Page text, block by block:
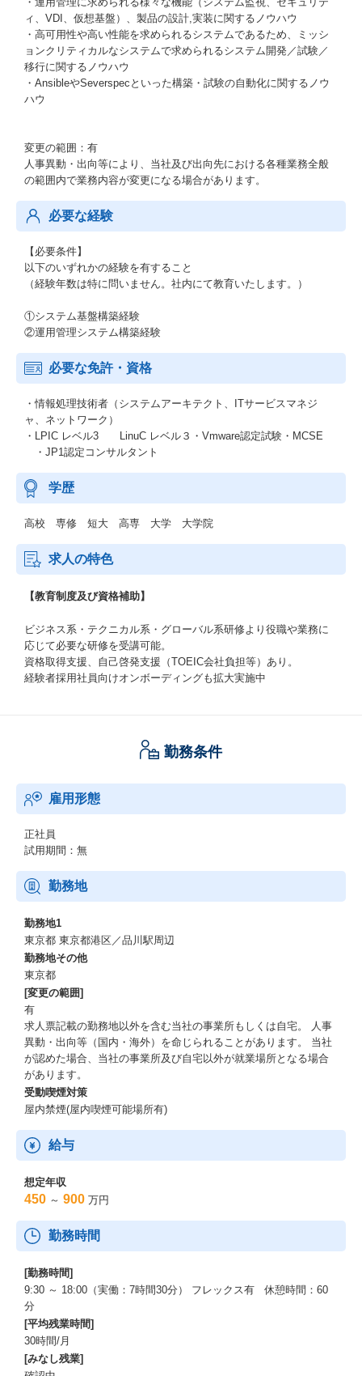
ィ、VDI、仮想基盤）、製品の設計,実装に関するノウハウ
・高可用性や高い性能を求められるシステムであるため、ミッシ
ョンクリティカルなシステムで求められるシステム開発／試験／
移行に関するノウハウ
・AnsibleやSeverspecといった構築・試験の自動化に関するノウ
ハウ
変更の範囲：有
人事異動・出向等により、当社及び出向先における各種業務全般
の範囲内で業務内容が変更になる場合があります。
必要な経験
【必要条件】
以下のいずれかの経験を有すること
（経験年数は特に問いません。社内にて教育いたします。）
①システム基盤構築経験
②運用管理システム構築経験
必要な免許・資格
・情報処理技術者（システムアーキテクト、ITサービスマネジ
ャ、ネットワーク）
・LPIC レベル3 LinuC レベル３・Vmware認定試験・MCSE
・JP1認定コンサルタント
学歴
高校 専修 短大 高専 大学 大学院
求人の特色
【教育制度及び資格補助】
ビジネス系・テクニカル系・グローバル系研修より役職や業務に
応じて必要な研修を受講可能。
資格取得支援、自己啓発支援（TOEIC会社負担等）あり。
経験者採用社員向けオンボーディングも拡大実施中
勤務条件
雇用形態
正社員
試用期間：無
勤務地
勤務地1
東京都 東京都港区／品川駅周辺
勤務地その他
東京都
[変更の範囲]
有
求人票記載の勤務地以外を含む当社の事業所もしくは自宅。 人事
異動・出向等（国内・海外）を命じられることがあります。 当社
が認めた場合、当社の事業所及び自宅以外が就業場所となる場合
があります。
受動喫煙対策
屋内禁煙(屋内喫煙可能場所有)
給与
想定年収
450 ～ 900 万円
勤務時間
[勤務時間]
9:30 ～ 18:00（実働：7時間30分） フレックス有 休憩時間：60
分
[平均残業時間]
30時間/月
[みなし残業]